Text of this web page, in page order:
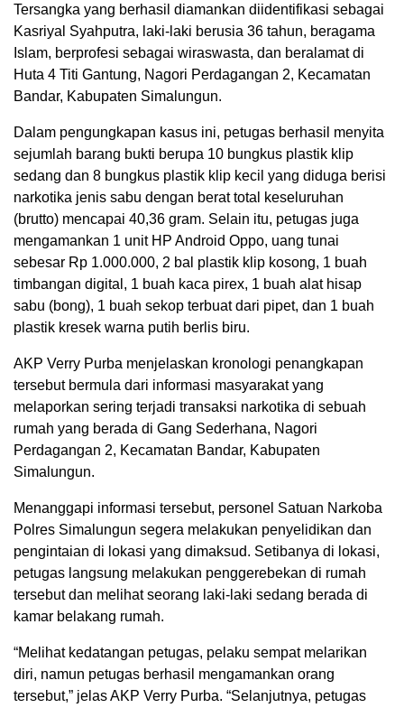
Tersangka yang berhasil diamankan diidentifikasi sebagai
Kasriyal Syahputra, laki-laki berusia 36 tahun, beragama
Islam, berprofesi sebagai wiraswasta, dan beralamat di
Huta 4 Titi Gantung, Nagori Perdagangan 2, Kecamatan
Bandar, Kabupaten Simalungun.
Dalam pengungkapan kasus ini, petugas berhasil menyita
sejumlah barang bukti berupa 10 bungkus plastik klip
sedang dan 8 bungkus plastik klip kecil yang diduga berisi
narkotika jenis sabu dengan berat total keseluruhan
(brutto) mencapai 40,36 gram. Selain itu, petugas juga
mengamankan 1 unit HP Android Oppo, uang tunai
sebesar Rp 1.000.000, 2 bal plastik klip kosong, 1 buah
timbangan digital, 1 buah kaca pirex, 1 buah alat hisap
sabu (bong), 1 buah sekop terbuat dari pipet, dan 1 buah
plastik kresek warna putih berlis biru.
AKP Verry Purba menjelaskan kronologi penangkapan
tersebut bermula dari informasi masyarakat yang
melaporkan sering terjadi transaksi narkotika di sebuah
rumah yang berada di Gang Sederhana, Nagori
Perdagangan 2, Kecamatan Bandar, Kabupaten
Simalungun.
Menanggapi informasi tersebut, personel Satuan Narkoba
Polres Simalungun segera melakukan penyelidikan dan
pengintaian di lokasi yang dimaksud. Setibanya di lokasi,
petugas langsung melakukan penggerebekan di rumah
tersebut dan melihat seorang laki-laki sedang berada di
kamar belakang rumah.
“Melihat kedatangan petugas, pelaku sempat melarikan
diri, namun petugas berhasil mengamankan orang
tersebut,” jelas AKP Verry Purba. “Selanjutnya, petugas